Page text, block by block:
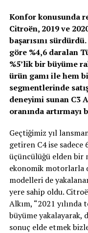
Konfor konusunda
Citroën, 2019 ve
başarısını
göre %4,6 daralan
%5’lik bir büyüme
ürün gamı ile hem
segmentlerinde
deneyimi sunan C3
oranında artırmayı
Geçtiğimiz yıl
getiren C4 ise sadece
üçüncülüğü elden bir
ekonomik motorlarla
modelleri de
yere sahip oldu.
Alkım, “2021
büyüme yakalayarak,
sonuç elde etmek